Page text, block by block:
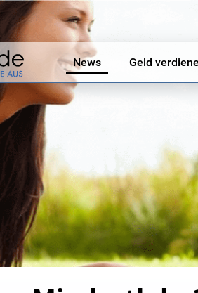
News Geld